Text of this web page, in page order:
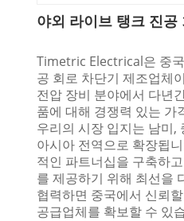
야외 라이브 탱크 진공
Timetric Electrical은 중
공 회로 차단기 제조업체
전압 장비 분야에서 다년
품에 대해 경쟁력 있는 가
우리의 시장 입지는 남미,
아시아 전역으로 확장됩
적인 파트너십을 구축하
를 제공하기 위해 최선을
협력하면 중국에서 신뢰
공급업체를 확보할 수 있